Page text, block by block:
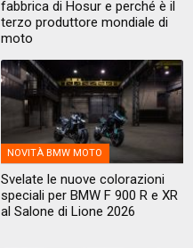
fabbrica di Hosur e perché è il
terzo produttore mondiale di
moto
NOVITÀ BMW MOTO
Svelate le nuove colorazioni
speciali per BMW F 900 R e XR
al Salone di Lione 2026